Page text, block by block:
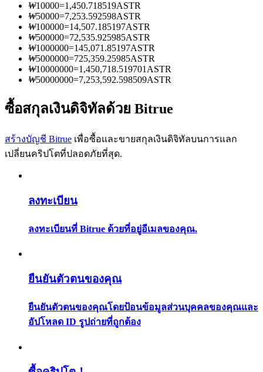
ข้อมูล
การวิเคราะห์ข้อมูลขนาดใหญ่ รวมถึงข้อมูลการค้า ฯลฯ
กลยุทธ์การซื้อขาย
₩10000=1,450.718519ASTR
₩50000=7,253.592598ASTR
₩100000=14,507.185197ASTR
₩500000=72,535.925985ASTR
₩1000000=145,071.85197ASTR
₩5000000=725,359.25985ASTR
₩10000000=1,450,718.519701 ASTR
₩50000000=7,253,592.598509ASTR
ซื้อสกุลเงินดิจิทัลด้วย Bitrue
สร้างบัญชี Bitrue เพื่อซื้อและขายสกุลเงินดิจิทัลบนการแลก
เปลี่ยนคริปโตที่ปลอดภัยที่สุด.
ลงทะเบียน
ลงทะเบียนที่ Bitrue ด้วยที่อยู่อีเมลของคุณ.
ยืนยันตัวตนของคุณ
ยืนยันตัวตนของคุณโดยป้อนข้อมูลส่วนบุคคลของคุณและ
อัปโหลด ID รูปถ่ายที่ถูกต้อง